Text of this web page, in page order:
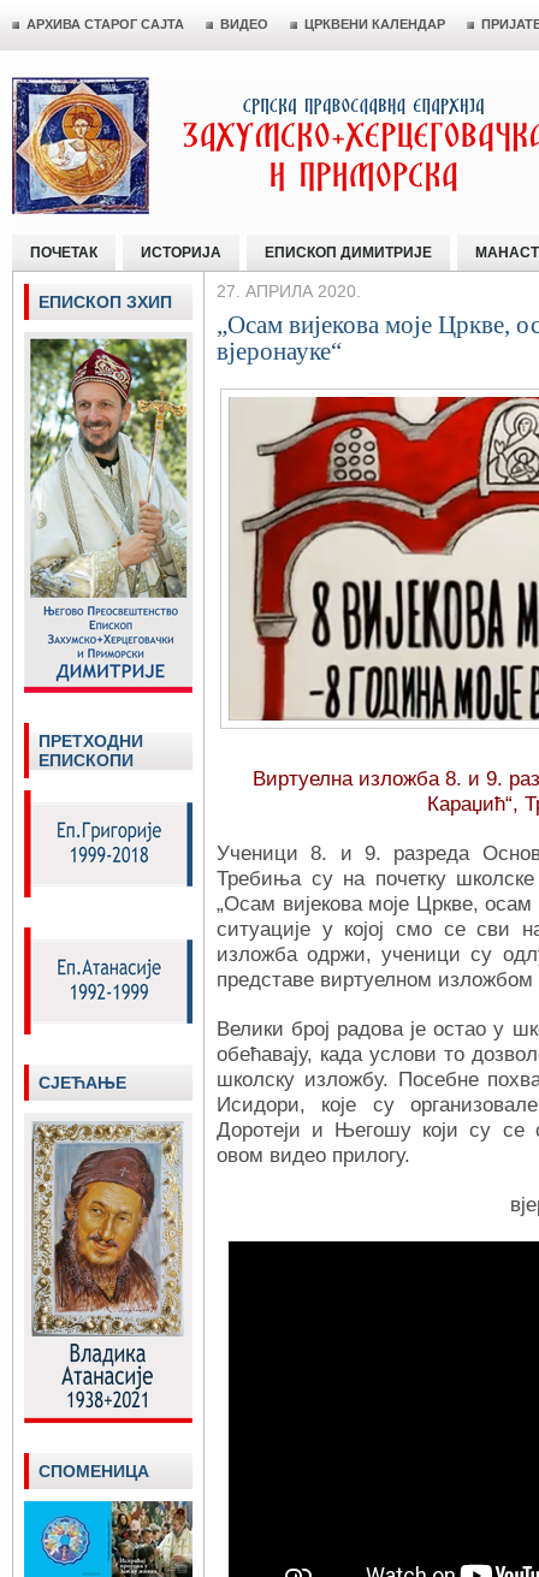
АРХИВА СТАРОГ САЈТА ВИДЕО ЦРКВЕНИ КАЛЕНДАР
ПОЧЕТАК ИСТОРИЈА ЕПИСКОП ДИМИТРИЈЕ
27. АПРИЛА 2020.
„Осам вијекова моје Цркве,
вјеронауке“
Виртуелна изложба 8. и 9.
Караџић“,
Ученици 8. и 9. разреда
Требиња су на почетку
„Осам вијекова моје Цркве, осам
ситуације у којој смо се сви
изложба одржи, ученици су
представе виртуелном
Велики број радова је остао у
обећавају, када услови то
школску изложбу. Посебне
Исидори, које су
Доротеји и Његошу који су се
овом видео прилогу.
ЕПИСКОП ЗХИП
ПРЕТХОДНИ
ЕПИСКОПИ
СЈЕЋАЊЕ
СПОМЕНИЦА